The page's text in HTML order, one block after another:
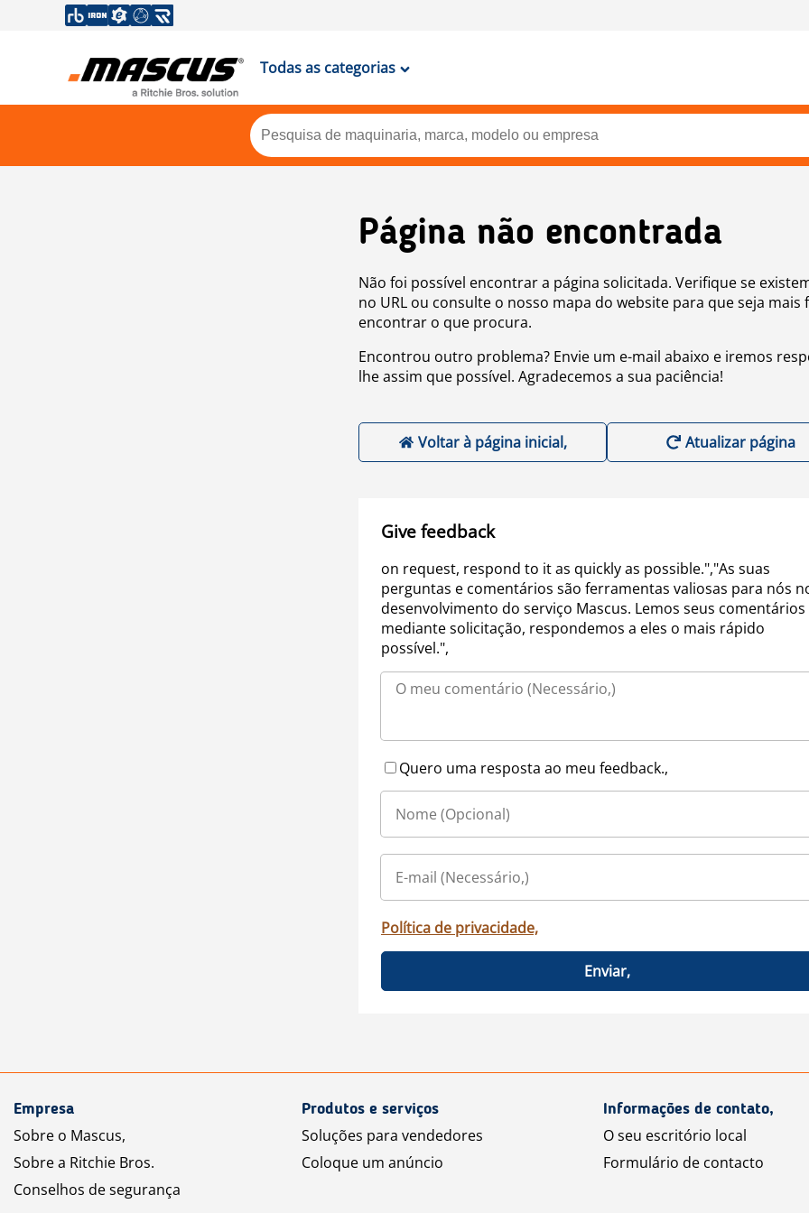
Todas as categorias
Página não encontrada
Não foi possível encontrar a página solicitada. Verifique se
no URL ou consulte o nosso mapa do website para que seja mais
encontrar o que procura.
Encontrou outro problema? Envie um e-mail abaixo e iremos
lhe assim que possível. Agradecemos a sua paciência!
Voltar à página inicial, Atualizar página
Give feedback
on request, respond to it as quickly as possible.","As suas
perguntas e comentários são ferramentas valiosas para nós
desenvolvimento do serviço Mascus. Lemos seus comentários
mediante solicitação, respondemos a eles o mais rápido
possível.",
Quero uma resposta ao meu feedback.,
Política de privacidade,
Enviar,
Empresa
Sobre o Mascus,
Sobre a Ritchie Bros.
Conselhos de segurança
Produtos e serviços
Soluções para vendedores
Coloque um anúncio
Informações de contato,
O seu escritório local
Formulário de contacto